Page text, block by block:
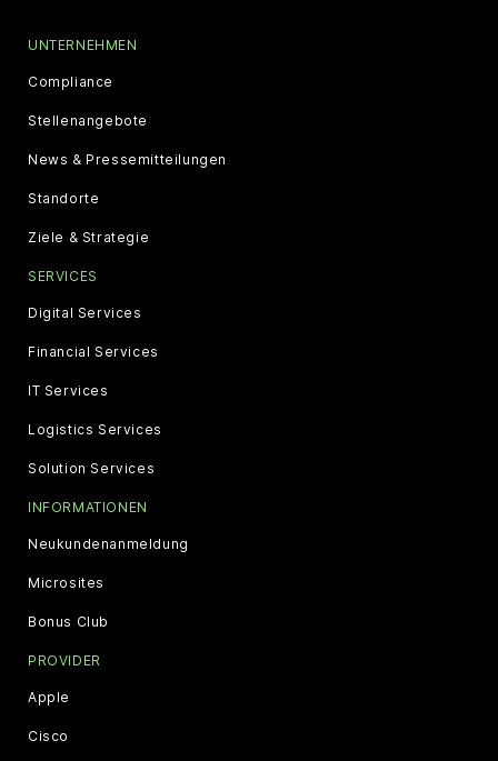
UNTERNEHMEN
Compliance
Stellenangebote
News & Pressemitteilungen
Standorte
Ziele & Strategie
SERVICES
Digital Services
Financial Services
IT Services
Logistics Services
Solution Services
INFORMATIONEN
Neukundenanmeldung
Microsites
Bonus Club
PROVIDER
Apple
Cisco